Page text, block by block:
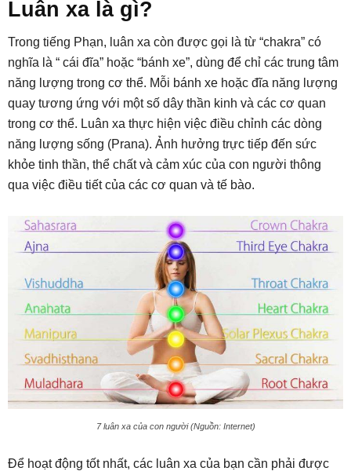
Luân xa là gì?
Trong tiếng Phạn, luân xa còn được gọi là từ “chakra” có
nghĩa là “ cái đĩa” hoặc “bánh xe”, dùng để chỉ các trung tâm
năng lượng trong cơ thể. Mỗi bánh xe hoặc đĩa năng lượng
quay tương ứng với một số dây thần kinh và các cơ quan
trong cơ thể. Luân xa thực hiện việc điều chỉnh các dòng
năng lượng sống (Prana). Ảnh hưởng trực tiếp đến sức
khỏe tinh thần, thể chất và cảm xúc của con người thông
qua việc điều tiết của các cơ quan và tế bào.
7 luân xa của con người (Nguồn: Internet)
Để hoạt động tốt nhất, các luân xa của bạn cần phải được